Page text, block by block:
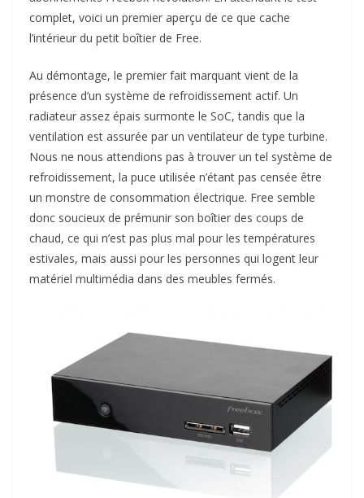
complet, voici un premier aperçu de ce que cache
l’intérieur du petit boîtier de Free.
Au démontage, le premier fait marquant vient de la
présence d’un système de refroidissement actif. Un
radiateur assez épais surmonte le SoC, tandis que la
ventilation est assurée par un ventilateur de type turbine.
Nous ne nous attendions pas à trouver un tel système de
refroidissement, la puce utilisée n’étant pas censée être
un monstre de consommation électrique. Free semble
donc soucieux de prémunir son boîtier des coups de
chaud, ce qui n’est pas plus mal pour les températures
estivales, mais aussi pour les personnes qui logent leur
matériel multimédia dans des meubles fermés.